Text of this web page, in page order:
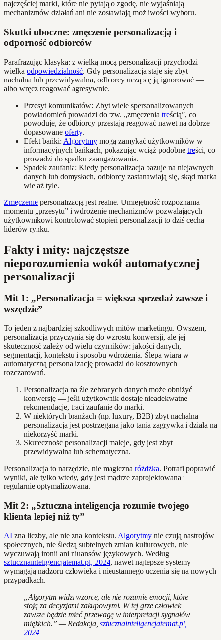
najczęściej marki, które nie pytają o zgodę, nie wyjaśniają
mechanizmów działań ani nie zostawiają możliwości wyboru.
Skutki uboczne: zmęczenie personalizacją i
odporność odbiorców
Parafrazując klasyka: z wielką mocą personalizacji przychodzi
wielka odpowiedzialność. Gdy personalizacja staje się zbyt
nachalna lub przewidywalna, odbiorcy uczą się ją ignorować —
albo wręcz reagować agresywnie.
Przesyt komunikatów: Zbyt wiele spersonalizowanych
powiadomień prowadzi do tzw. „zmęczenia treścią”, co
powoduje, że odbiorcy przestają reagować nawet na dobrze
dopasowane oferty.
Efekt bańki: Algorytmy mogą zamykać użytkowników w
informacyjnych bańkach, pokazując wciąż podobne treści, co
prowadzi do spadku zaangażowania.
Spadek zaufania: Kiedy personalizacja bazuje na niejawnych
danych lub domysłach, odbiorcy zastanawiają się, skąd marka
wie aż tyle.
Zmęczenie personalizacją jest realne. Umiejętność rozpoznania
momentu „przesytu” i wdrożenie mechanizmów pozwalających
użytkownikowi kontrolować stopień personalizacji to dziś cecha
liderów rynku.
Fakty i mity: najczęstsze
nieporozumienia wokół automatycznej
personalizacji
Mit 1: „Personalizacja = większa sprzedaż zawsze i
wszędzie”
To jeden z najbardziej szkodliwych mitów marketingu. Owszem,
personalizacja przyczynia się do wzrostu konwersji, ale jej
skuteczność zależy od wielu czynników: jakości danych,
segmentacji, kontekstu i sposobu wdrożenia. Ślepa wiara w
automatyczną personalizację prowadzi do kosztownych
rozczarowań.
Personalizacja na źle zebranych danych może obniżyć
konwersję — jeśli użytkownik dostaje nieadekwatne
rekomendacje, traci zaufanie do marki.
W niektórych branżach (np. luxury, B2B) zbyt nachalna
personalizacja jest postrzegana jako tania zagrywka i działa na
niekorzyść marki.
Skuteczność personalizacji maleje, gdy jest zbyt
przewidywalna lub schematyczna.
Personalizacja to narzędzie, nie magiczna różdżka. Potrafi poprawić
wyniki, ale tylko wtedy, gdy jest mądrze zaprojektowana i
regularnie optymalizowana.
Mit 2: „Sztuczna inteligencja rozumie twojego
klienta lepiej niż ty”
AI zna liczby, ale nie zna kontekstu. Algorytmy nie czują nastrojów
społecznych, nie śledzą subtelnych zmian kulturowych, nie
wyczuwają ironii ani niuansów językowych. Według
sztucznainteligencjatemat.pl, 2024, nawet najlepsze systemy
wymagają nadzoru człowieka i nieustannego uczenia się na nowych
przypadkach.
„Algorytm widzi wzorce, ale nie rozumie emocji, które
stoją za decyzjami zakupowymi. W tej grze człowiek
zawsze będzie mieć przewagę w interpretacji sygnałów
miękkich.” — Redakcja,sztucznainteligencjatemat.pl,
2024